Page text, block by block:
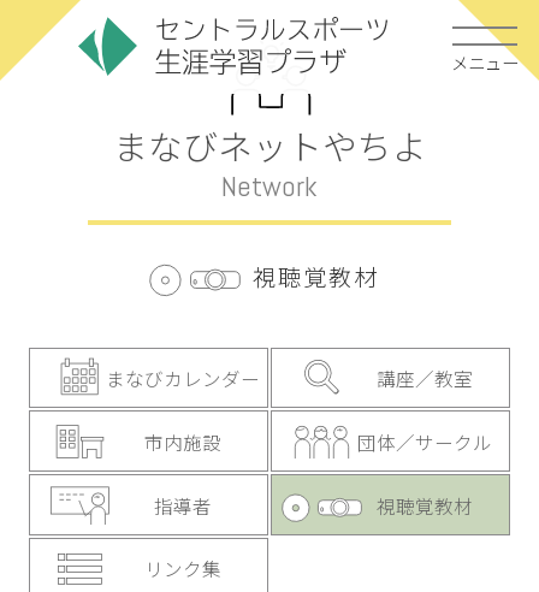
メニュー
まなびネットやちよ
Network
視聴覚教材
まなびカレンダー 講座／教室
市内施設 団体／サークル
指導者 視聴覚教材
リンク集